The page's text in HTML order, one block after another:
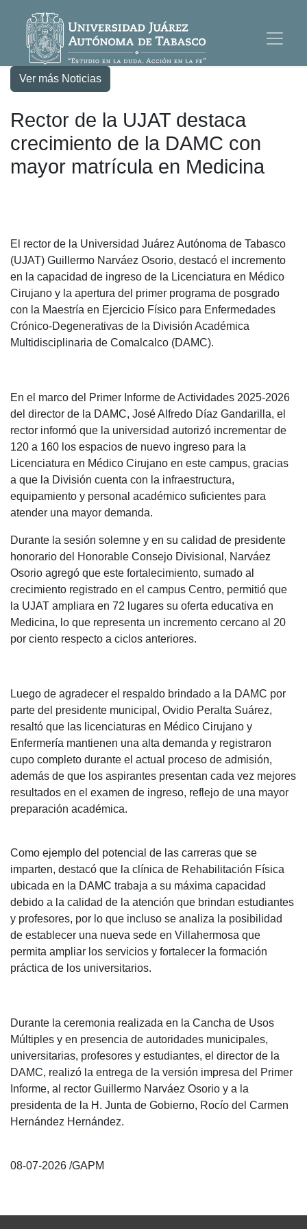
Ver más Noticias
Rector de la UJAT destaca
crecimiento de la DAMC con
mayor matrícula en Medicina
El rector de la Universidad Juárez Autónoma de Tabasco
(UJAT) Guillermo Narváez Osorio, destacó el incremento
en la capacidad de ingreso de la Licenciatura en Médico
Cirujano y la apertura del primer programa de posgrado
con la Maestría en Ejercicio Físico para Enfermedades
Crónico-Degenerativas de la División Académica
Multidisciplinaria de Comalcalco (DAMC).
En el marco del Primer Informe de Actividades 2025-2026
del director de la DAMC, José Alfredo Díaz Gandarilla, el
rector informó que la universidad autorizó incrementar de
120 a 160 los espacios de nuevo ingreso para la
Licenciatura en Médico Cirujano en este campus, gracias
a que la División cuenta con la infraestructura,
equipamiento y personal académico suficientes para
atender una mayor demanda.
Durante la sesión solemne y en su calidad de presidente
honorario del Honorable Consejo Divisional, Narváez
Osorio agregó que este fortalecimiento, sumado al
crecimiento registrado en el campus Centro, permitió que
la UJAT ampliara en 72 lugares su oferta educativa en
Medicina, lo que representa un incremento cercano al 20
por ciento respecto a ciclos anteriores.
Luego de agradecer el respaldo brindado a la DAMC por
parte del presidente municipal, Ovidio Peralta Suárez,
resaltó que las licenciaturas en Médico Cirujano y
Enfermería mantienen una alta demanda y registraron
cupo completo durante el actual proceso de admisión,
además de que los aspirantes presentan cada vez mejores
resultados en el examen de ingreso, reflejo de una mayor
preparación académica.
Como ejemplo del potencial de las carreras que se
imparten, destacó que la clínica de Rehabilitación Física
ubicada en la DAMC trabaja a su máxima capacidad
debido a la calidad de la atención que brindan estudiantes
y profesores, por lo que incluso se analiza la posibilidad
de establecer una nueva sede en Villahermosa que
permita ampliar los servicios y fortalecer la formación
práctica de los universitarios.
Durante la ceremonia realizada en la Cancha de Usos
Múltiples y en presencia de autoridades municipales,
universitarias, profesores y estudiantes, el director de la
DAMC, realizó la entrega de la versión impresa del Primer
Informe, al rector Guillermo Narváez Osorio y a la
presidenta de la H. Junta de Gobierno, Rocío del Carmen
Hernández Hernández.
08-07-2026 /GAPM